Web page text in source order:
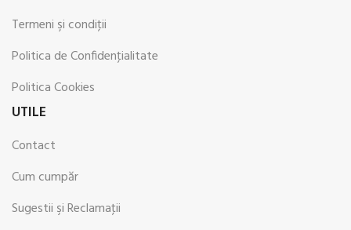
Termeni şi condiţii
Politica de Confidenţialitate
Politica Cookies
UTILE
Contact
Cum cumpăr
Sugestii şi Reclamaţii